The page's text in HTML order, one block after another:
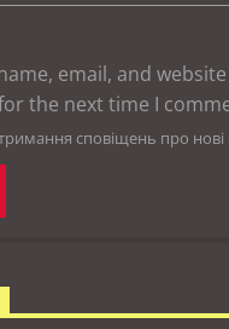
email, and
the next time I
сповіщень про нові